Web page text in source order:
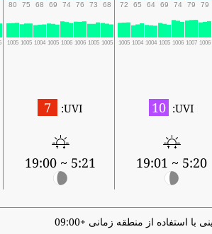
79
79
74
69
64
65
72
68
73
76
74
69
68
75
80
1006
1007
1006
1005
1004
1004
1005
1005
1005
1006
1006
1005
1004
1005
1005
UVI:
10
5:20 ~ 19:01
UVI:
7
5:21 ~ 19:00